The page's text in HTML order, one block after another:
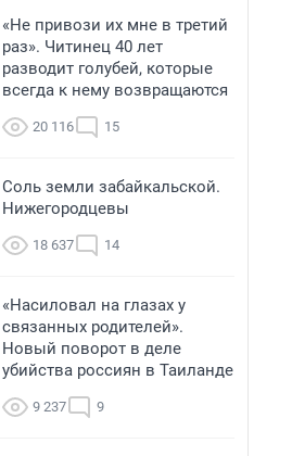
«Не привози их мне в третий
раз». Читинец 40 лет
разводит голубей, которые
всегда к нему возвращаются
20 116 15
Соль земли забайкальской.
Нижегородцевы
18 637 14
«Насиловал на глазах у
связанных родителей».
Новый поворот в деле
убийства россиян в Таиланде
9 237 9